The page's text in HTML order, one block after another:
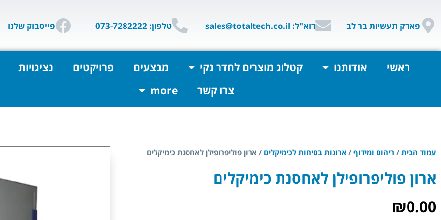
פארק תעשיות בר לב דוא"ל: sales@totaltech.co.il טלפון: 073-7282222 פייסבוק שלנו
ראשי אודותנו קטלוג מוצרים לחדר נקי מבצעים פרויקטים נציגויות
צרו קשר
more
עמוד הבית / ריהוט ומידוף / ארונות בטיחות לכימיקלים / ארון פוליפרופילן לאחסנת כימיקלים
ארון פוליפרופילן לאחסנת כימיקלים
₪0.00